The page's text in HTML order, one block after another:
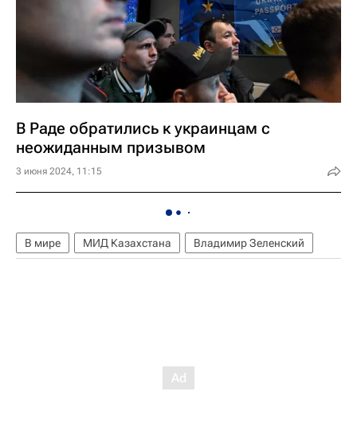
В Раде обратились к украинцам с
неожиданным призывом
3 июня 2024, 11:15
В мире МИД Казахстана Владимир Зеленский